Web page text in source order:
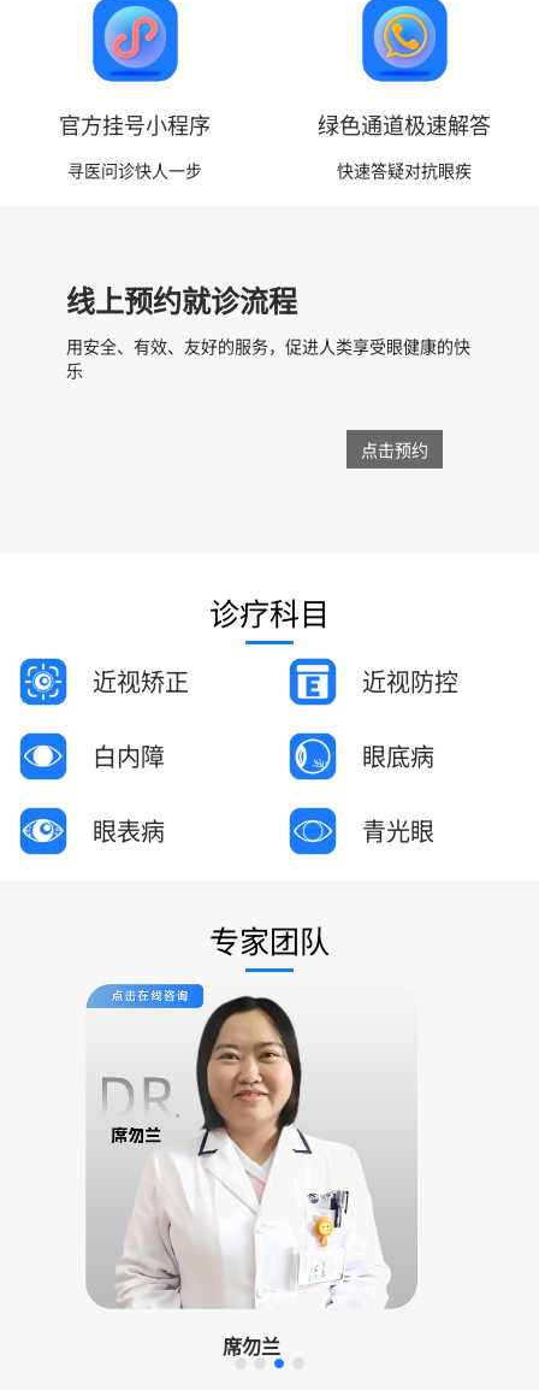
官方挂号小程序
寻医问诊快人一步
绿色通道极速解答
快速答疑对抗眼疾
线上预约就诊流程
用安全、有效、友好的服务，促进人类享受眼健康的快
乐
点击预约
诊疗科目
近视矫正 近视防控
白内障 眼底病
眼表病 青光眼
专家团队
席勿兰